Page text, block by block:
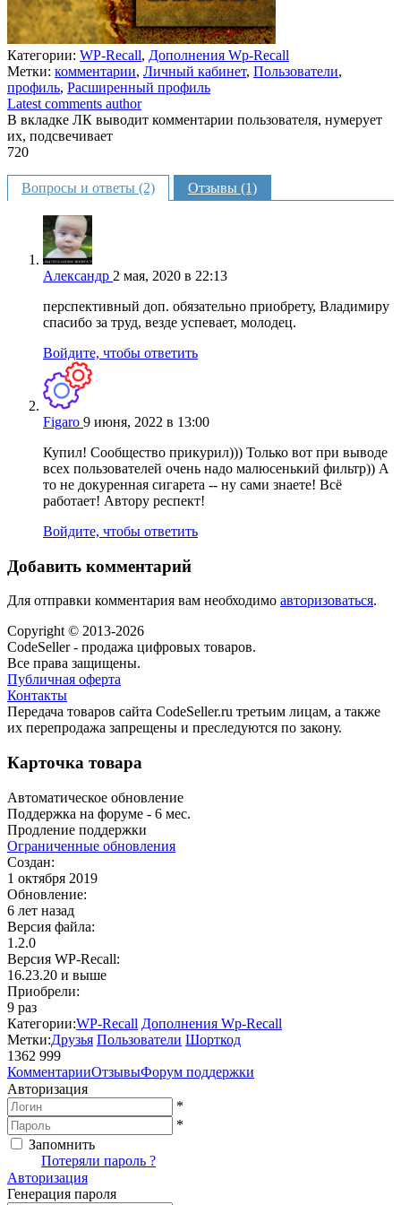
Категории: WP-Recall, Дополнения Wp-Recall
Метки: комментарии, Личный кабинет, Пользователи,
профиль, Расширенный профиль
Latest comments author
В вкладке ЛК выводит комментарии пользователя, нумерует
их, подсвечивает
720
Вопросы и ответы (2) Отзывы (1)
Александр 2 мая, 2020 в 22:13
перспективный доп. обязательно приобрету, Владимиру
спасибо за труд, везде успевает, молодец.
Войдите, чтобы ответить
Figaro 9 июня, 2022 в 13:00
Купил! Сообщество прикурил))) Только вот при выводе
всех пользователей очень надо малюсенький фильтр)) А
то не докуренная сигарета -- ну сами знаете! Всё
работает! Автору респект!
Войдите, чтобы ответить
Добавить комментарий
Для отправки комментария вам необходимо авторизоваться.
Copyright © 2013-2026
CodeSeller - продажа цифровых товаров.
Все права защищены.
Публичная оферта
Контакты
Передача товаров сайта CodeSeller.ru третьим лицам, а также
их перепродажа запрещены и преследуются по закону.
Карточка товара
Автоматическое обновление
Поддержка на форуме - 6 мес.
Продление поддержки
Oграниченные обновления
Создан:
1 октября 2019
Обновление:
6 лет назад
Версия файла:
1.2.0
Версия WP‑Recall:
16.23.20 и выше
Приобрели:
9 раз
Категории:WP-Recall Дополнения Wp-Recall
Метки:Друзья Пользователи Шорткод
1362 999
КомментарииОтзывыФорум поддержки
Авторизация
*
*
Запомнить
Потеряли пароль ?
Авторизация
Генерация пароля